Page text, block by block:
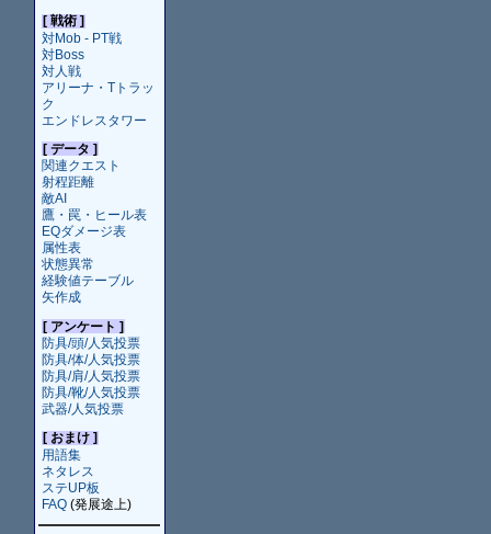
[ 戦術 ]
対Mob - PT戦
対Boss
対人戦
アリーナ・Tトラッ
ク
エンドレスタワー
[ データ ]
関連クエスト
射程距離
敵AI
鷹・罠・ヒール表
EQダメージ表
属性表
状態異常
経験値テーブル
矢作成
[ アンケート ]
防具/頭/人気投票
防具/体/人気投票
防具/肩/人気投票
防具/靴/人気投票
武器/人気投票
[ おまけ ]
用語集
ネタレス
ステUP板
FAQ(発展途上)